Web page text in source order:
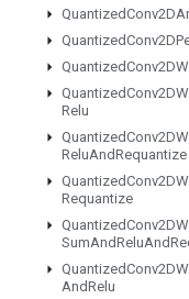
Quantized
Quantized
Quantized
Quantized
Relu
Quantized
ReluAndRequantize
Quantized
Requantize
Quantized
SumAndReluAnd
Quantized
AndRelu